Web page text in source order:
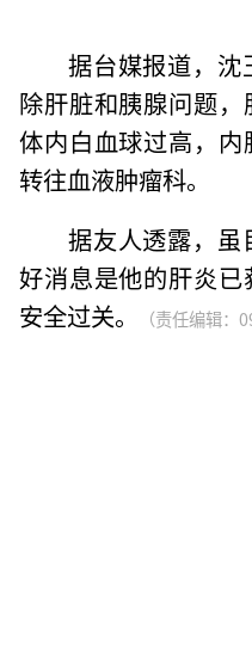
据台媒报道，
除肝脏和胰腺问题
体内白血球过高，
转往血液肿瘤科。
据友人透露，虽
好消息是他的肝炎
安全过关。
（责任编辑：